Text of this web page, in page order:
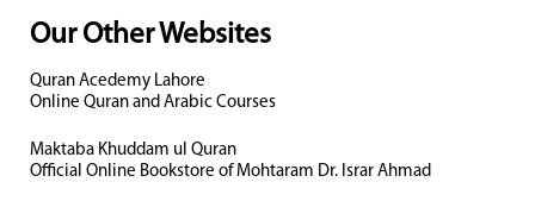
Our Other Websites
Quran Acedemy Lahore
Online Quran and Arabic Courses
Maktaba Khuddam ul Quran
Official Online Bookstore of Mohtaram Dr. Israr Ahmad